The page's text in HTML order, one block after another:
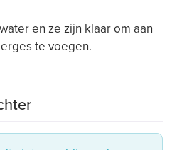
en ze zijn klaar om aan
te voegen.